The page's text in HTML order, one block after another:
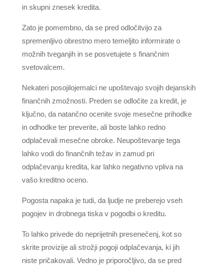
in skupni znesek kredita.
Zato je pomembno, da se pred odločitvijo za
spremenljivo obrestno mero temeljito informirate o
možnih tveganjih in se posvetujete s finančnim
svetovalcem.
Nekateri posojilojemalci ne upoštevajo svojih dejanskih
finančnih zmožnosti. Preden se odločite za kredit, je
ključno, da natančno ocenite svoje mesečne prihodke
in odhodke ter preverite, ali boste lahko redno
odplačevali mesečne obroke. Neupoštevanje tega
lahko vodi do finančnih težav in zamud pri
odplačevanju kredita, kar lahko negativno vpliva na
vašo kreditno oceno.
Pogosta napaka je tudi, da ljudje ne preberejo vseh
pogojev in drobnega tiska v pogodbi o kreditu.
To lahko privede do neprijetnih presenečenj, kot so
skrite provizije ali strožji pogoji odplačevanja, ki jih
niste pričakovali. Vedno je priporočljivo, da se pred